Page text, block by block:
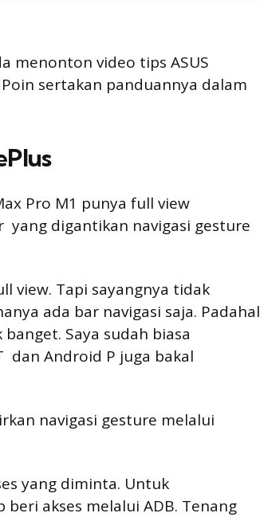
menonton video tips ASUS
sertakan panduannya dalam
Pro M1 punya full view
yang digantikan navigasi gesture
view. Tapi sayangnya tidak
ada bar navigasi saja. Padahal
Saya sudah biasa
dan Android P juga bakal
navigasi gesture melalui
yang diminta. Untuk
akses melalui ADB. Tenang